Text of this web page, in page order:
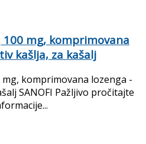
mg, komprimovana
kašlja, za kašalj
komprimovana lozenga -
SANOFI Pažljivo pročitajte